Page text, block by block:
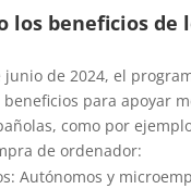
los beneficios de
junio de 2024, el
para apoyar
como por
de ordenador:
Autónomos y